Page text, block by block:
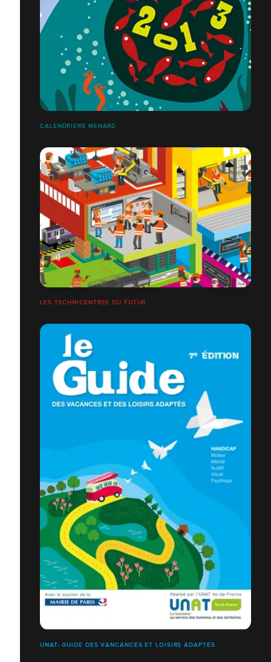
CALENDRIERS MENARD
LES TECHNICENTRES DU FUTUR
UNAT- GUIDE DES VANCANCES ET LOISIRS ADAPTÉS